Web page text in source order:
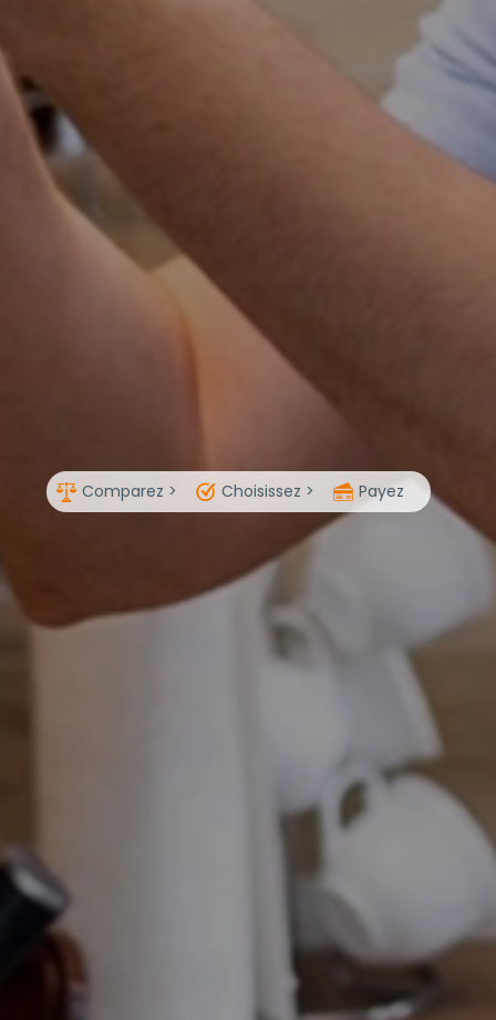
Comparez > Choisissez > Payez